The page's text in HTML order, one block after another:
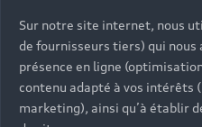
Les lauréats
Sur notre site internet, nous
de fournisseurs tiers) qui
présence en ligne
contenu adapté à vos intérêts
marketing), ainsi qu’à établir